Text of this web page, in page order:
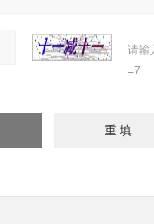
请输
=7